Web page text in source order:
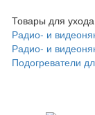
Товары для
Радио- и
Радио- и
Подогреватели